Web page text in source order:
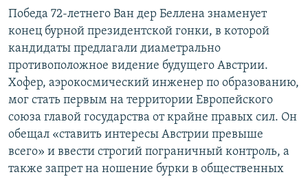
Победа 72-летнего Ван дер Беллена знаменует
конец бурной президентской гонки, в которой
кандидаты предлагали диаметрально
противоположное видение будущего Австрии.
Хофер, аэрокосмический инженер по образованию,
мог стать первым на территории Европейского
союза главой государства от крайне правых сил. Он
обещал «ставить интересы Австрии превыше
всего» и ввести строгий пограничный контроль, а
также запрет на ношение бурки в общественных